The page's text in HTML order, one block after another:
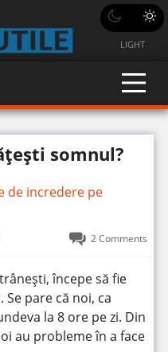
LIGHT
somnul?
de incredere pe
2 Comments
începe să fie
pare că noi, ca
la 8 ore pe zi. Din
au probleme în a face